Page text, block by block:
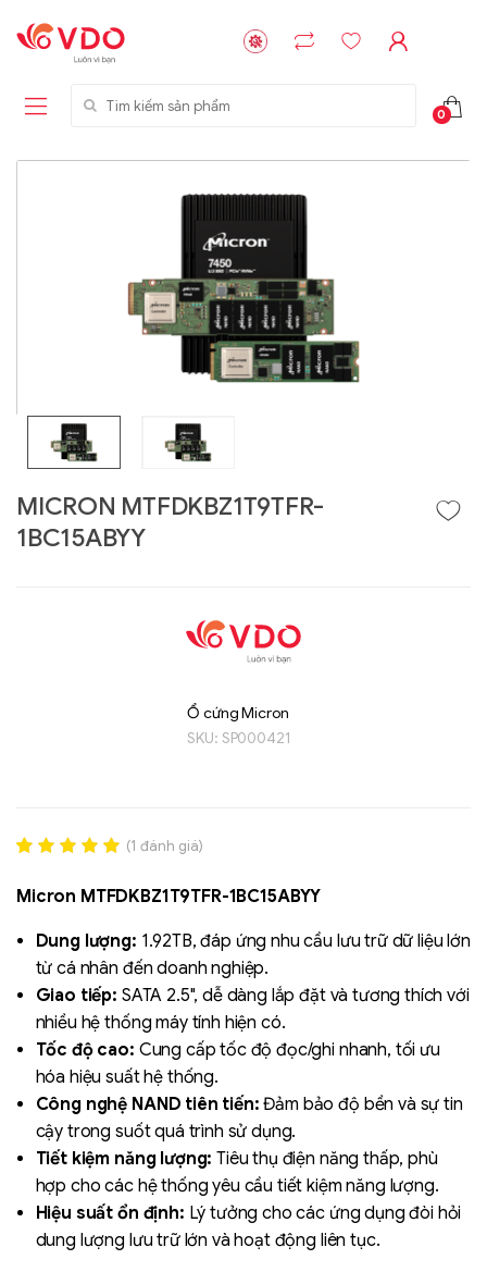
Tìm kiếm sản phẩm
0
MICRON MTFDKBZ1T9TFR-
1BC15ABYY
Ổ cứng Micron
SKU: SP000421
out of 5
based on
(1 đánh giá)
Micron MTFDKBZ1T9TFR-1BC15ABYY
Dung lượng: 1.92TB, đáp ứng nhu cầu lưu trữ dữ liệu lớn
từ cá nhân đến doanh nghiệp.
Giao tiếp: SATA 2.5", dễ dàng lắp đặt và tương thích với
nhiều hệ thống máy tính hiện có.
Tốc độ cao: Cung cấp tốc độ đọc/ghi nhanh, tối ưu
hóa hiệu suất hệ thống.
Công nghệ NAND tiên tiến: Đảm bảo độ bền và sự tin
cậy trong suốt quá trình sử dụng.
Tiết kiệm năng lượng: Tiêu thụ điện năng thấp, phù
hợp cho các hệ thống yêu cầu tiết kiệm năng lượng.
Hiệu suất ổn định: Lý tưởng cho các ứng dụng đòi hỏi
dung lượng lưu trữ lớn và hoạt động liên tục.
Liên hệ
SK hynix - DRAM
AAX1)